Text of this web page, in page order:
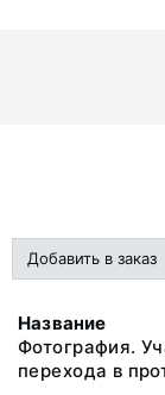
Добавить в заказ
Название
Фотография.
перехода в